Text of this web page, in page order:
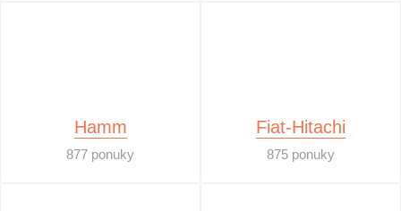
Hamm
877 ponuky
Fiat-Hitachi
875 ponuky